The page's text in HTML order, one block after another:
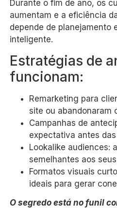
Durante o fim de ano, os
aumentam e a eficiência
depende de planejamento
inteligente.
Estratégias de
funcionam:
Remarketing para
site ou abandonaram
Campanhas de
expectativa antes
Lookalike audiences:
semelhantes aos
Formatos visuais
ideais para gerar
O segredo está no funil